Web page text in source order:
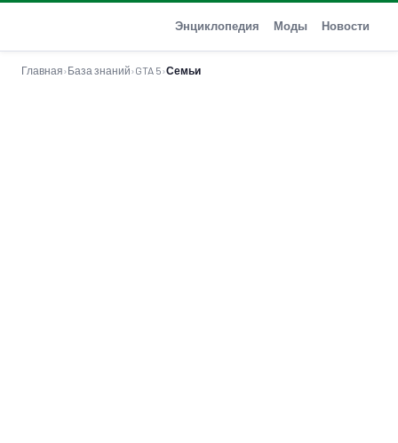
Энциклопедия Моды Новости
Главная›База знаний›GTA 5›Семьи